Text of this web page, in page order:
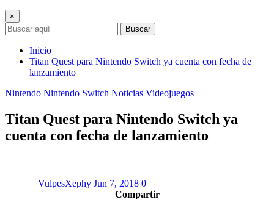
×
Buscar
Inicio
Titan Quest para Nintendo Switch ya cuenta con fecha de
lanzamiento
Nintendo Nintendo Switch Noticias Videojuegos
Titan Quest para Nintendo Switch ya
cuenta con fecha de lanzamiento
VulpesXephy Jun 7, 2018 0
Compartir